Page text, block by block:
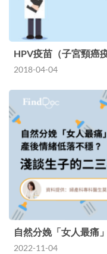
HPV疫苗（子宮頸癌
2018-04-04
自然分娩「女人最痛
2022-11-04